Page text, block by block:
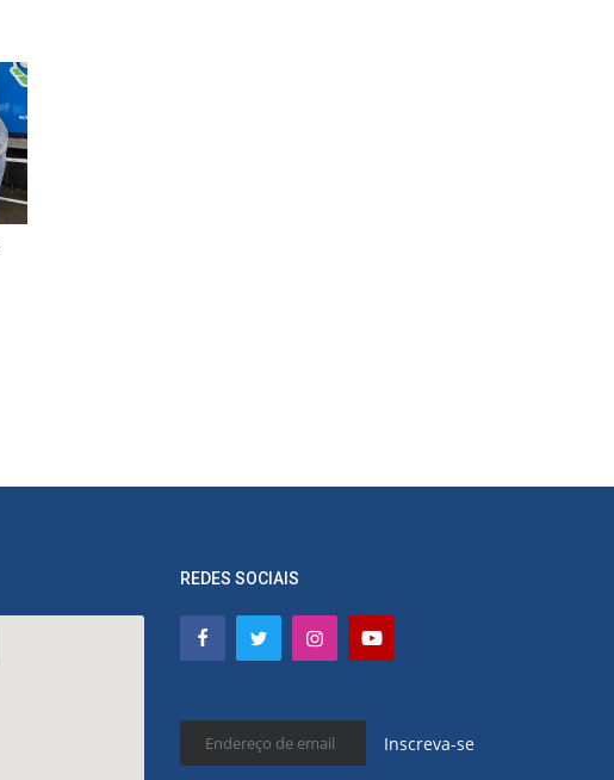
REDES SOCIAIS
Inscreva-se